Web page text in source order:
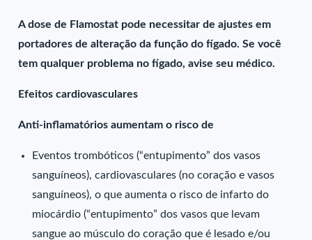
A dose de Flamostat pode necessitar de ajustes em
portadores de alteração da função do fígado. Se você
tem qualquer problema no fígado, avise seu médico.
Efeitos cardiovasculares
Anti-inflamatórios aumentam o risco de
Eventos trombóticos (“entupimento” dos vasos
sanguíneos), cardiovasculares (no coração e vasos
sanguíneos), o que aumenta o risco de infarto do
miocárdio (“entupimento” dos vasos que levam
sangue ao músculo do coração que é lesado e/ou